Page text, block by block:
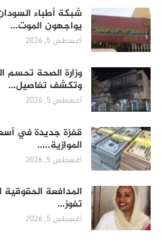
شبكة أطباء
يواجهون الموت…
أغسطس 5, 2026
وزارة الصحة
وتكشف تفاصيل…
أغسطس 5, 2026
قفزة جديدة في
الموازية..…
أغسطس 5, 2026
المدافعة
تفوز…
أغسطس 5, 2026